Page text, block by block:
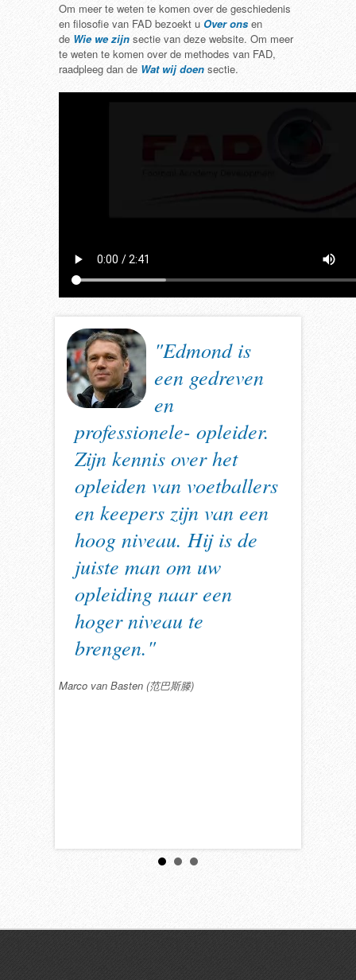
Om meer te weten te komen over de geschiedenis
en filosofie van FAD bezoekt u Over ons en
de Wie we zijn sectie van deze website. Om meer
te weten te komen over de methodes van FAD,
raadpleeg dan de Wat wij doen sectie.
"Edmond is
een gedreven
en
professionele- opleider.
Zijn kennis over het
opleiden van voetballers
en keepers zijn van een
hoog niveau. Hij is de
juiste man om uw
opleiding naar een
hoger niveau te
brengen."
Marco van Basten (范巴斯滕)